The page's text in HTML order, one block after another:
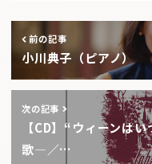
前の記事
小川典子（ピアノ）
次の記事
【CD】“ウィーンは
歌―／…